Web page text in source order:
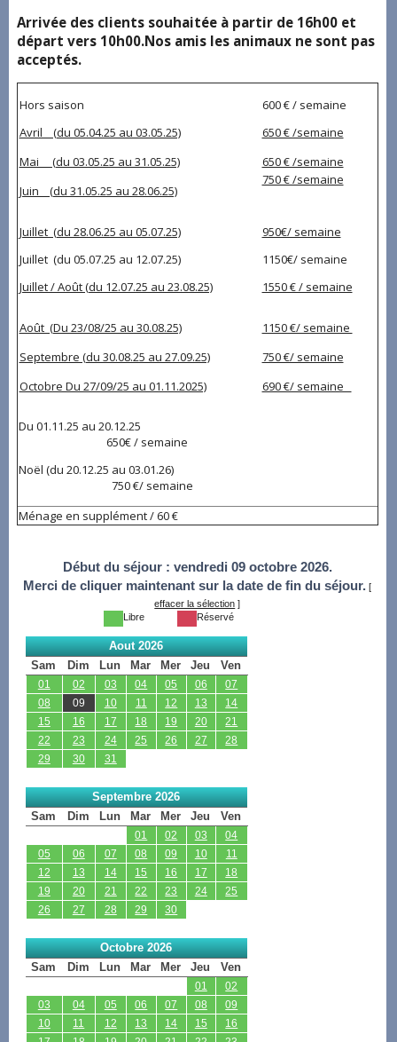
Arrivée des clients souhaitée à partir de 16h00 et
départ vers 10h00.Nos amis les animaux ne sont pas
acceptés.
Hors saison
Avril (du 05.04.25 au 03.05.25)
600 € / semaine
650 € /semaine
Mai (du 03.05.25 au 31.05.25)
650 € /semaine
Juin (du 31.05.25 au 28.06.25)
750 € /semaine
Juillet (du 28.06.25 au 05.07.25)
Juillet (du 05.07.25 au 12.07.25)
Juillet / Août (du 12.07.25 au 23.08.25)
950€/ semaine
1150€/ semaine
1550 € / semaine
Août (Du 23/08/25 au 30.08.25)
1150 €/ semaine
Septembre (du 30.08.25 au 27.09.25)
750 €/ semaine
Octobre Du 27/09/25 au 01.11.2025)
690 €/ semaine
Du 01.11.25 au 20.12.25
650€ / semaine
Noël (du 20.12.25 au 03.01.26)
750 €/ semaine
Ménage en supplément / 60 €
Début du séjour : vendredi 09 octobre 2026.
Merci de cliquer maintenant sur la date de fin du séjour. [
effacer la sélection ]
Libre
Réservé
Aout 2026
Sam
Dim Lun Mar Mer Jeu Ven
01 02 03 04 05 06
07
08
09 10 11 12 13
14
15
16 17 18 19 20
21
22
23 24 25 26 27
28
29
30 31
Septembre 2026
Sam
Dim Lun Mar Mer Jeu Ven
01 02 03
04
05
06 07 08 09 10
11
12
13 14 15 16 17
18
19
20 21 22 23 24
25
26
27 28 29 30
Octobre 2026
Sam
Dim Lun Mar Mer Jeu Ven
01
02
03
04 05 06 07 08
09
10
11 12 13 14 15
16